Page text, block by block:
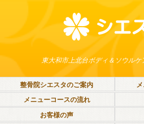
東大和市上北台ボディ＆ソウルケ
整骨院シエスタのご案内
メニューコースの流れ
お客様の声